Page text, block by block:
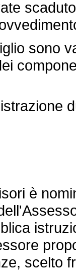
sono
è
scelto